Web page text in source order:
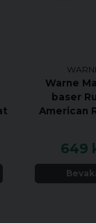
Warne
baser
American
649